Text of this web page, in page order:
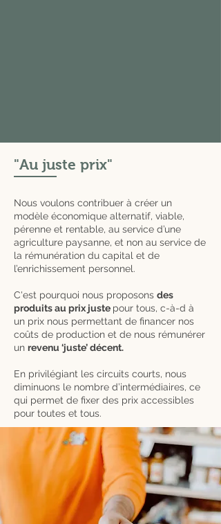
"Au juste prix"
Nous voulons contribuer à créer un
modèle économique alternatif, viable,
pérenne et rentable, au service d’une
agriculture paysanne, et non au service de
la rémunération du capital et de
l’enrichissement personnel.
C'est pourquoi nous proposons des
produits au prix juste pour tous, c-à-d à
un prix nous permettant de financer nos
coûts de production et de nous rémunérer
un revenu ‘juste’ décent.
En privilégiant les circuits courts, nous
diminuons le nombre d’intermédiaires, ce
qui permet de fixer des prix accessibles
pour toutes et tous.